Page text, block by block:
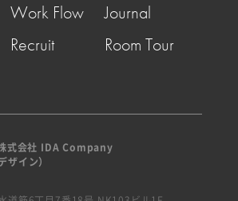
Work Flow
Journal
Recruit
Room Tour
式会社 IDA Company
ザイン）